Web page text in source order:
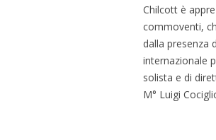
Chilcott è
commoventi,
dalla presenza
internazionale
solista e di
M° Luigi